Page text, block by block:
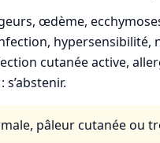
œdème,
hypersensibilité,
cutanée active,
pâleur cutanée ou